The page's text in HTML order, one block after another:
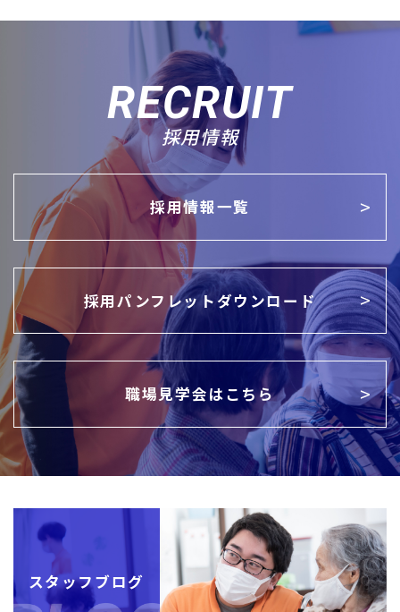
RECRUIT
採用情報
採用情報一覧
採用パンフレットダウンロード
職場見学会はこちら
スタッフブログ